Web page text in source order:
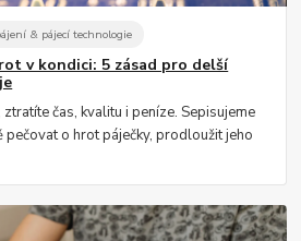
& pájecí technologie
v kondici: 5 zásad pro delší
čas, kvalitu i peníze. Sepisujeme
pečovat o hrot páječky, prodloužit jeho